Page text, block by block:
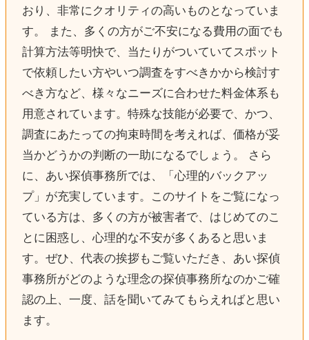
おり、非常にクオリティの高いものとなっていま
す。 また、多くの方がご不安になる費用の面でも
計算方法等明快で、当たりがついていてスポット
で依頼したい方やいつ調査をすべきかから検討す
べき方など、様々なニーズに合わせた料金体系も
用意されています。特殊な技能が必要で、かつ、
調査にあたっての拘束時間を考えれば、価格が妥
当かどうかの判断の一助になるでしょう。 さら
に、あい探偵事務所では、「心理的バックアッ
プ」が充実しています。このサイトをご覧になっ
ている方は、多くの方が被害者で、はじめてのこ
とに困惑し、心理的な不安が多くあると思いま
す。ぜひ、代表の挨拶もご覧いただき、あい探偵
事務所がどのような理念の探偵事務所なのかご確
認の上、一度、話を聞いてみてもらえればと思い
ます。